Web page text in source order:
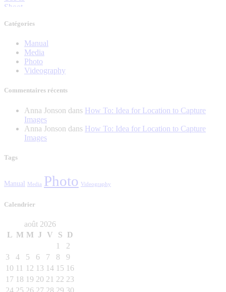
Catégories
Manual
Media
Photo
Videography
Commentaires récents
Anna Jonson dans How To: Idea for Location to Capture
Images
Anna Jonson dans How To: Idea for Location to Capture
Images
Tags
Manual Media Photo Videography
Calendrier
août 2026
L M M J V S
D
1
2
3
4 5 6 7 8
9
10 11 12 13 14 15 16
17 18 19 20 21 22 23